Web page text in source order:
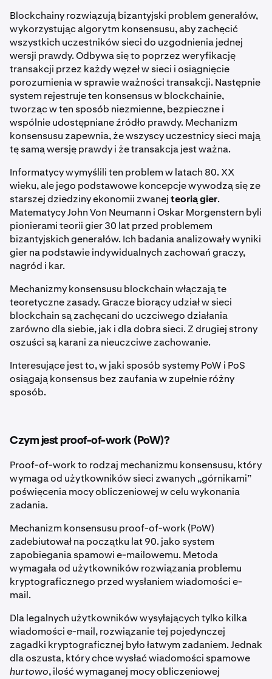
Blockchainy rozwiązują bizantyjski problem generałów,
wykorzystując algorytm konsensusu, aby zachęcić
wszystkich uczestników sieci do uzgodnienia jednej
wersji prawdy. Odbywa się to poprzez weryfikację
transakcji przez każdy węzeł w sieci i osiągnięcie
porozumienia w sprawie ważności transakcji. Następnie
system rejestruje ten konsensus w blockchainie,
tworząc w ten sposób niezmienne, bezpieczne i
wspólnie udostępniane źródło prawdy. Mechanizm
konsensusu zapewnia, że wszyscy uczestnicy sieci mają
tę samą wersję prawdy i że transakcja jest ważna.
Informatycy wymyślili ten problem w latach 80. XX
wieku, ale jego podstawowe koncepcje wywodzą się ze
starszej dziedziny ekonomii zwanejteorią gier.
Matematycy John Von Neumann i Oskar Morgenstern byli
pionierami teorii gier 30 lat przed problemem
bizantyjskich generałów. Ich badania analizowały wyniki
gier na podstawie indywidualnych zachowań graczy,
nagród i kar.
Mechanizmy konsensusu blockchain włączają te
teoretyczne zasady. Gracze biorący udział w sieci
blockchain są zachęcani do uczciwego działania
zarówno dla siebie, jak i dla dobra sieci. Z drugiej strony
oszuści są karani za nieuczciwe zachowanie.
Interesujące jest to, w jaki sposób systemy PoW i PoS
osiągają konsensus bez zaufania w zupełnie różny
sposób.
Czym jest proof-of-work (PoW)?
Proof-of-work to rodzaj mechanizmu konsensusu, który
wymaga od użytkowników sieci zwanych „górnikami”
poświęcenia mocy obliczeniowej w celu wykonania
zadania.
Mechanizm konsensusu proof-of-work (PoW)
zadebiutował na początku lat 90. jako system
zapobiegania spamowi e-mailowemu. Metoda
wymagała od użytkowników rozwiązania problemu
kryptograficznego przed wysłaniem wiadomości e-
mail.
Dla legalnych użytkowników wysyłających tylko kilka
wiadomości e-mail, rozwiązanie tej pojedynczej
zagadki kryptograficznej było łatwym zadaniem. Jednak
dla oszusta, który chce wysłać wiadomości spamowe
hurtowo, ilość wymaganej mocy obliczeniowej